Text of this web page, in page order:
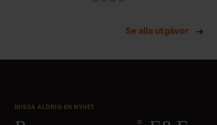
Se alla utgåvor
MISSA ALDRIG EN NYHET